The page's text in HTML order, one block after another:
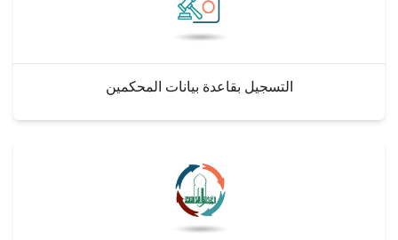
التسجيل بقاعدة بيانات المحكمين